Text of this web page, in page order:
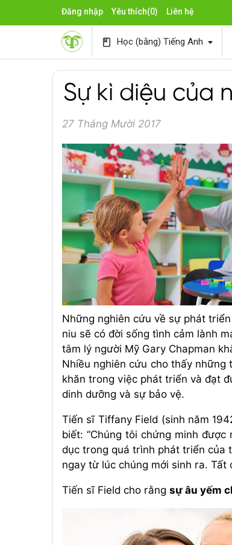
Đăng nhập Yêu thích(0) Liên hệ
book Học (bằng) Tiếng Anh
Sự kì diệu của
27 Tháng Mười 2017
Những nghiên cứu về sự phát
niu sẽ có đời sống tình cảm lành
tâm lý người Mỹ Gary Chapman
Nhiều nghiên cứu cho thấy
khăn trong việc phát triển và đạt
dinh dưỡng và sự bảo vệ.
Tiến sĩ Tiffany Field (sinh năm
biết: “Chúng tôi chứng minh
dục trong quá trình phát triển của
ngay từ lúc chúng mới sinh ra. Tất
Tiến sĩ Field cho rằng sự âu yếm